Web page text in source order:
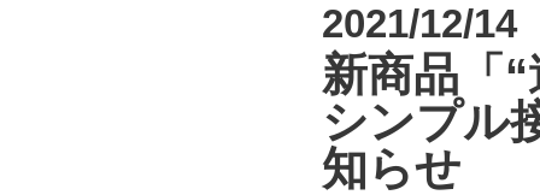
2021/12/14
新商品「
シンプル
知らせ